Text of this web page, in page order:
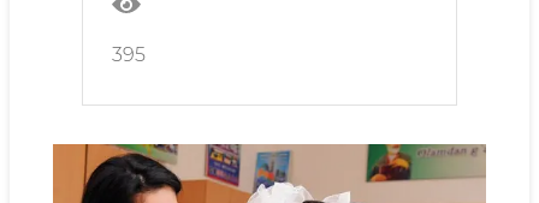
395